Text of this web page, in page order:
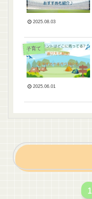
2025.08.03
子育て
2025.06.01
1